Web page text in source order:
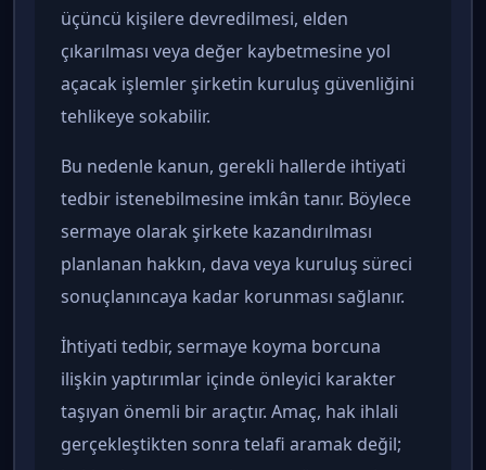
üçüncü kişilere devredilmesi, elden
çıkarılması veya değer kaybetmesine yol
açacak işlemler şirketin kuruluş güvenliğini
tehlikeye sokabilir.
Bu nedenle kanun, gerekli hallerde ihtiyati
tedbir istenebilmesine imkân tanır. Böylece
sermaye olarak şirkete kazandırılması
planlanan hakkın, dava veya kuruluş süreci
sonuçlanıncaya kadar korunması sağlanır.
İhtiyati tedbir, sermaye koyma borcuna
ilişkin yaptırımlar içinde önleyici karakter
taşıyan önemli bir araçtır. Amaç, hak ihlali
gerçekleştikten sonra telafi aramak değil;